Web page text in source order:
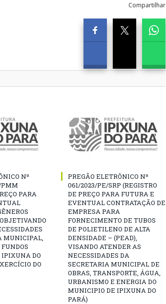
Compartilhar
Nº
PARA
MUNICIPAL,
DO
DO
PREGÃO ELETRÔNICO Nº
061/2023/PE/SRP (REGISTRO
DE PREÇO PARA FUTURA E
EVENTUAL CONTRATAÇÃO DE
EMPRESA PARA
FORNECIMENTO DE TUBOS
DE POLIETILENO DE ALTA
DENSIDADE – (PEAD),
VISANDO ATENDER AS
NECESSIDADES DA
SECRETARIA MUNICIPAL DE
OBRAS, TRANSPORTE, ÁGUA,
URBANISMO E ENERGIA DO
MUNICIPIO DE IPIXUNA DO
PARÁ)